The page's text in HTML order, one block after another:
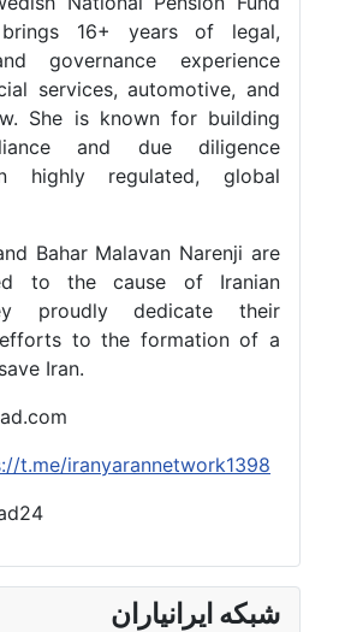
brings 16+ years of legal,
governance experience
services, automotive, and
She is known for building
and due diligence
highly regulated, global
Bahar Malavan Narenji are
to the cause of Iranian
proudly dedicate their
to the formation of a
Iran.
t.me/iranyarannetwork1398
شبکه ایرانیاران